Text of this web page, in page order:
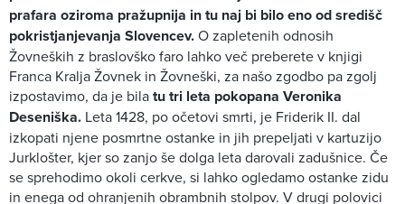
prafara oziroma pražupnija in tu naj bi bilo eno od središč
pokristjanjevanja Slovencev.O zapletenih odnosih
Žovneških z braslovško faro lahko več preberete v knjigi
Franca Kralja Žovnek in Žovneški, za našo zgodbo pa zgolj
izpostavimo, da je bilatu tri leta pokopana Veronika
Deseniška. Leta 1428, po očetovi smrti, je Friderik II. dal
izkopati njene posmrtne ostanke in jih prepeljati v kartuzijo
Jurklošter, kjer so zanjo še dolga leta darovali zadušnice. Če
se sprehodimo okoli cerkve, si lahko ogledamo ostanke zidu
in enega od ohranjenih obrambnih stolpov. V drugi polovici